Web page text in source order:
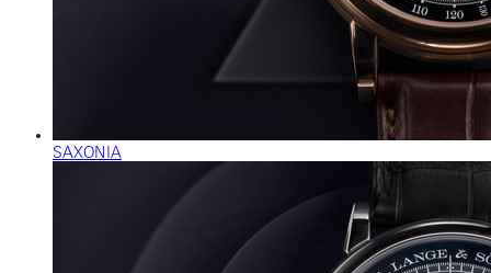
SAXONIA